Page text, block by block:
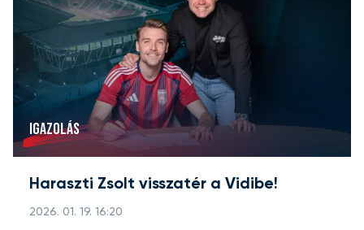
IGAZOLÁS
Haraszti Zsolt visszatér a Vidibe!
2026. 01. 19. 16:20